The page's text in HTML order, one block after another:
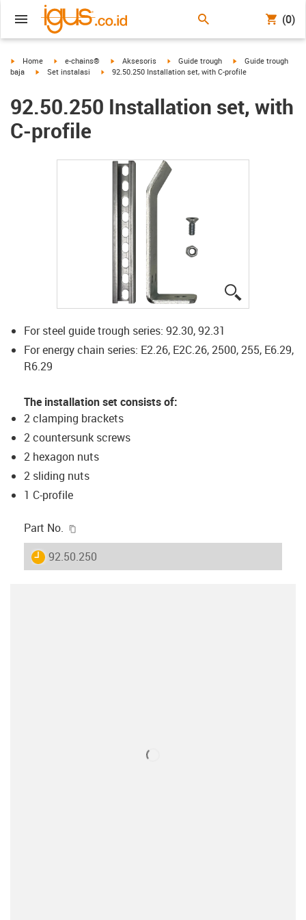
(0)
igus-icon-arrow-right
Home igus-icon-arrow-right
e-chains® igus-icon-arrow-right
Aksesoris igus-icon-arrow-right
Guide trough igus-icon-arrow-right
Guide trough
baja
igus-icon-arrow-right
Set instalasi igus-icon-arrow-right
92.50.250 Installation set, with C-profile
92.50.250 Installation set, with
C-profile
For steel guide trough series: 92.30, 92.31
For energy chain series: E2.26, E2C.26, 2500, 255, E6.29,
R6.29
The installation set consists of:
2 clamping brackets
2 countersunk screws
2 hexagon nuts
2 sliding nuts
1 C-profile
Part No.
igus-icon-lieferzeit
92.50.250